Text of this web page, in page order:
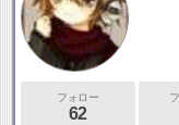
フォロー
62